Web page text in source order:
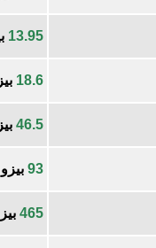
13.95
18.6
46.5
93
465